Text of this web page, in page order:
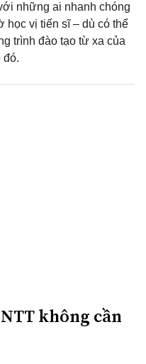
những ai nhanh chóng
vị tiến sĩ – dù có thể
trình đào tạo từ xa của
đó.
không cần